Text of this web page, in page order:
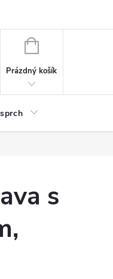
NÁKUPNÍ
Prázdný košík
s